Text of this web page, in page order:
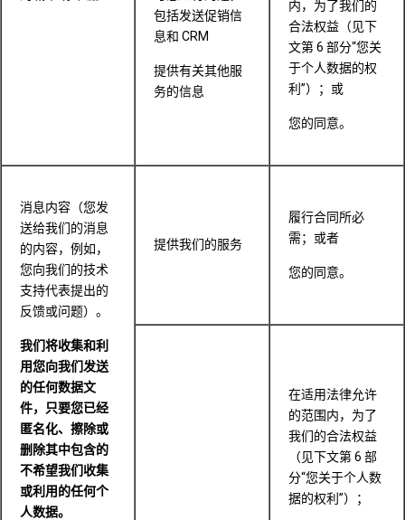
包括发送促销信
息和 CRM
提供有关其他服
务的信息
内，为了我们的
合法权益（见下
文第 6 部分“您关
于个人数据的权
利”）；或
您的同意。
消息内容（您发
送给我们的消息
的内容，例如，
您向我们的技术
支持代表提出的
反馈或问题）。
我们将收集和利
用您向我们发送
的任何数据文
件，只要您已经
匿名化、擦除或
删除其中包含的
不希望我们收集
或利用的任何个
人数据。
提供我们的服务
履行合同所必
需；或者
您的同意。
在适用法律允许
的范围内，为了
我们的合法权益
（见下文第 6 部
分“您关于个人数
据的权利”）；